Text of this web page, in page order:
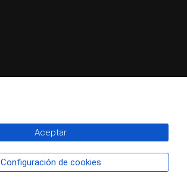
Aceptar
Configuración de cookies